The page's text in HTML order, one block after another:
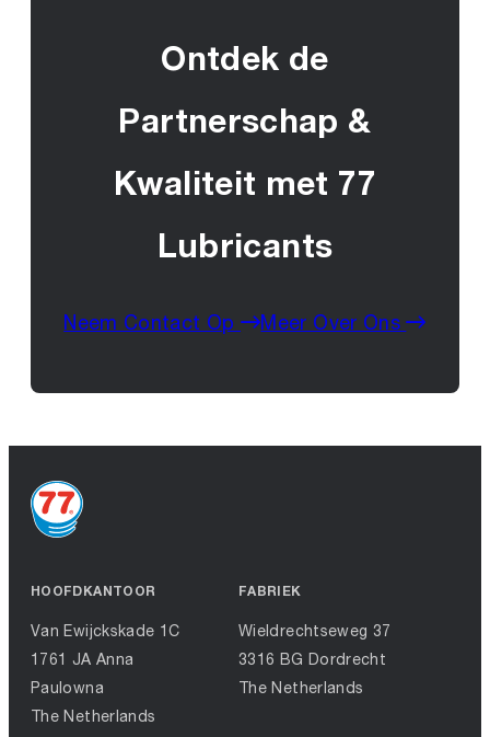
Ontdek de
Partnerschap &
Kwaliteit met 77
Lubricants
Neem Contact Op Meer Over Ons
HOOFDKANTOOR
Van Ewijckskade 1C
1761 JA Anna
Paulowna
The Netherlands
FABRIEK
Wieldrechtseweg 37
3316 BG Dordrecht
The Netherlands